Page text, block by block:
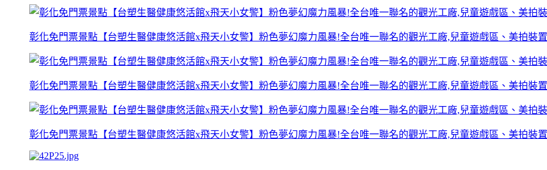
彰化免門票景點【台塑生醫健康悠活館x飛天小女警】粉色夢幻魔力風暴!全台唯一聯名的觀光工廠,兒童遊戲區、美拍裝置
彰化免門票景點【台塑生醫健康悠活館x飛天小女警】粉色夢幻魔力風暴!全台唯一聯名的觀光工廠,兒童遊戲區、美拍裝置
彰化免門票景點【台塑生醫健康悠活館x飛天小女警】粉色夢幻魔力風暴!全台唯一聯名的觀光工廠,兒童遊戲區、美拍裝置